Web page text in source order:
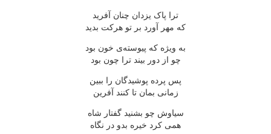
ترا پاک یزدان چنان آفرید
که مهر آورد بر تو هرکت بدید
به ویژه که پیوسته‌ی خون بود
چو از دور بیند ترا چون بود
پس پرده پوشیدگان را ببین
زمانی بمان تا کنند آفرین
سیاوش چو بشنید گفتار شاه
همی کرد خیره بدو در نگاه